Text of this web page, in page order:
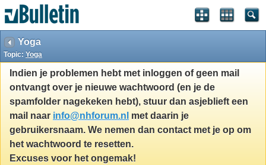
Yoga
Topic: Yoga
Indien je problemen hebt met inloggen of geen mail
ontvangt over je nieuwe wachtwoord (en je de
spamfolder nagekeken hebt), stuur dan asjeblieft een
mail naar info@nhforum.nl met daarin je
gebruikersnaam. We nemen dan contact met je op om
het wachtwoord te resetten.
Excuses voor het ongemak!